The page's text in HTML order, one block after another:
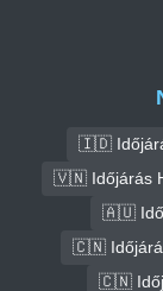
🇮🇩
🇻🇳 Időjárás
🇦🇺
🇨🇳
🇨🇳